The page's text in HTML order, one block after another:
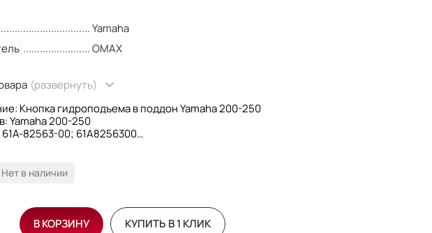
Yamaha
OMAX
(развернуть)
Кнопка гидроподъема в поддон Yamaha 200-250
Yamaha 200-250
82563-00; 61A8256300
Нет в наличии
В КОРЗИНУ КУПИТЬ В 1 КЛИК